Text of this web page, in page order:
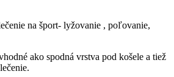
na šport- lyžovanie , poľovanie,
ako spodná vrstva pod košele a tiež